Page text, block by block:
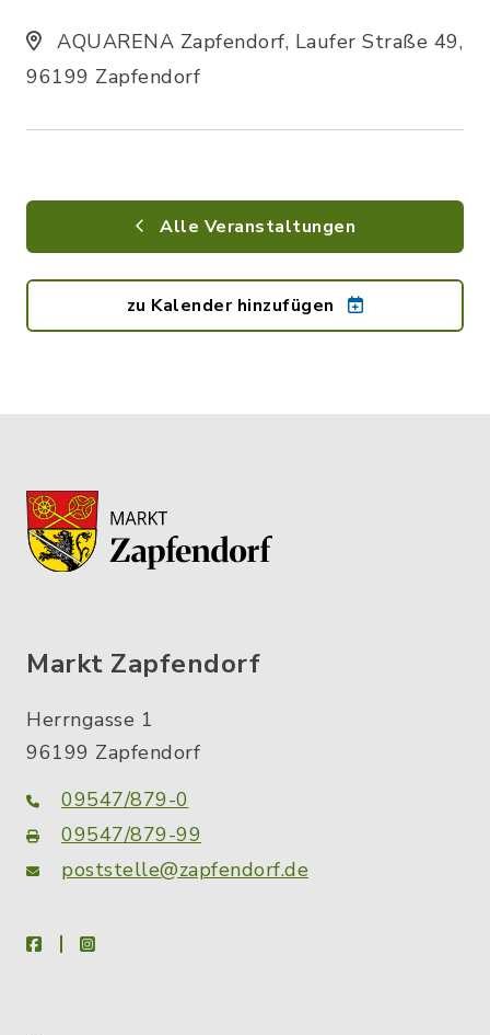
AQUARENA Zapfendorf, Laufer Straße 49,
96199 Zapfendorf
Alle Veranstaltungen
zu Kalender hinzufügen
Markt Zapfendorf
Herrngasse 1
96199 Zapfendorf
09547/879-0
09547/879-99
poststelle@zapfendorf.de
facebookinstagram